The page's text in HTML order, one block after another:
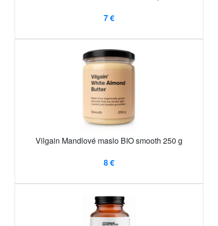
7 €
Vilgain Mandlové maslo BIO smooth 250 g
8 €